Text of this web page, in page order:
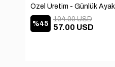
%45 57.00 USD
104.00 USD